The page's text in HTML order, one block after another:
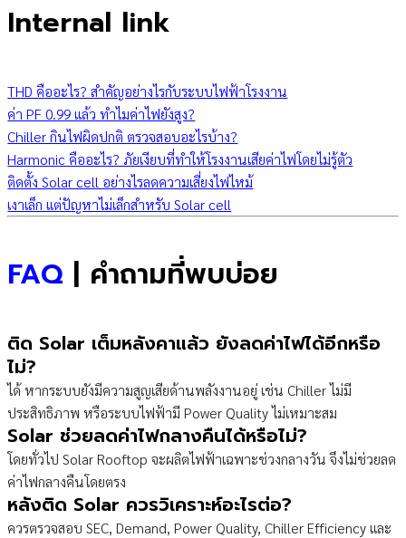
Internal link
THD คืออะไร? สำคัญอย่างไรกับระบบไฟฟ้าโรงงาน
ค่า PF 0.99 แล้ว ทำไมค่าไฟยังสูง?
Chiller กินไฟผิดปกติ ตรวจสอบอะไรบ้าง?
Harmonic คืออะไร? ภัยเงียบที่ทำให้โรงงานเสียค่าไฟโดยไม่รู้ตัว
ติดตั้ง Solar cell อย่างไรลดความเสี่ยงไฟไหม้
เงาเล็ก แต่ปัญหาไม่เล็กสำหรับ Solar cell
FAQ | คำถามที่พบบ่อย
ติด Solar เต็มหลังคาแล้ว ยังลดค่าไฟได้อีกหรือ
ไม่?
ได้ หากระบบยังมีความสูญเสียด้านพลังงานอยู่ เช่น Chiller ไม่มี
ประสิทธิภาพ หรือระบบไฟฟ้ามี Power Quality ไม่เหมาะสม
Solar ช่วยลดค่าไฟกลางคืนได้หรือไม่?
โดยทั่วไป Solar Rooftop จะผลิตไฟฟ้าเฉพาะช่วงกลางวัน จึงไม่ช่วยลด
ค่าไฟกลางคืนโดยตรง
หลังติด Solar ควรวิเคราะห์อะไรต่อ?
ควรตรวจสอบ SEC, Demand, Power Quality, Chiller Efficiency และ